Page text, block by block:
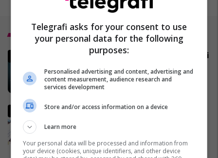
Top 5
MINUTË PAS MINUTE - Bllokimi i
02/04/2026
Pse Fidel Castro gjithmonë
29/11/2016
Telegrafi asks for your consent to use
your personal data for the following
purposes:
Personalised advertising and content, advertising and
content measurement, audience research and
services development
Store and/or access information on a device
Learn more
Your personal data will be processed and information from
your device (cookies, unique identifiers, and other device